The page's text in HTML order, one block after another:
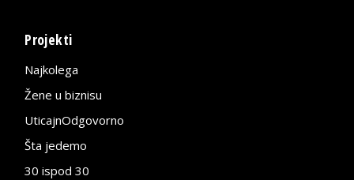
Projekti
Najkolega
Žene u biznisu
UticajnOdgovorno
Šta jedemo
30 ispod 30